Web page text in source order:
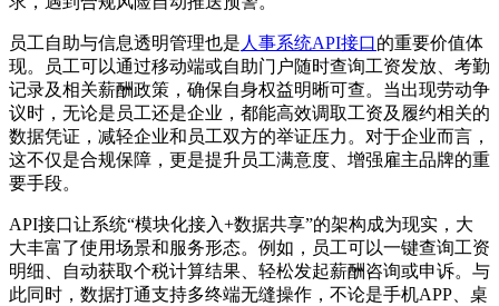
员工自助与信息透明管理也是 人事系统API接口的重要价值体
现。员工可以通过移动端或自助门户随时查询工资发放、考勤
记录及相关薪酬政策，确保自身权益明晰可查。当出现劳动争
议时，无论是员工还是企业，都能高效调取工资及履约相关的
数据凭证，减轻企业和员工双方的举证压力。对于企业而言，
这不仅是合规保障，更是提升员工满意度、增强雇主品牌的重
要手段。
API接口让系统“模块化接入+数据共享”的架构成为现实，大
大丰富了使用场景和服务形态。例如，员工可以一键查询工资
明细、自动获取个税计算结果、轻松发起薪酬咨询或申诉。与
此同时，数据打通支持多终端无缝操作，不论是手机APP、桌